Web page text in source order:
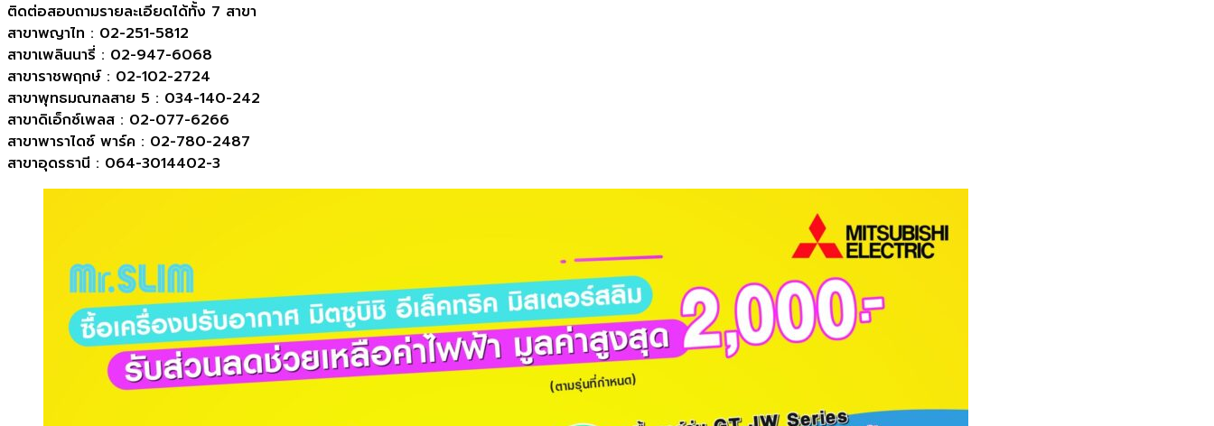
ติดต่อสอบถามรายละเอียดได้ทั้ง 7 สาขา
สาขาพญาไท : 02-251-5812
สาขาเพลินนารี่ : 02-947-6068
สาขาราชพฤกษ์ : 02-102-2724
สาขาพุทธมณฑลสาย 5 : 034-140-242
สาขาดิเอ็กซ์เพลส : 02-077-6266
สาขาพาราไดซ์ พาร์ค : 02-780-2487
สาขาอุดรธานี : 064-3014402-3